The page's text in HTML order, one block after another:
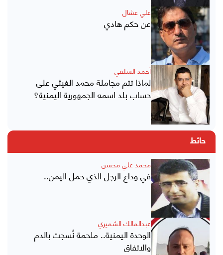
علي عشال
عن حكم هادي
أحمد الشلفي
لماذا تتم مجاملة محمد الغيثي على
حساب بلد اسمه الجمهورية اليمنية؟
حائط
محمد علي محسن
في وداع الرجل الذي حمل اليمن..
عبدالمالك الشميري
الوحدة اليمنية.. ملحمة نُسجت بالدم
والاتفاق